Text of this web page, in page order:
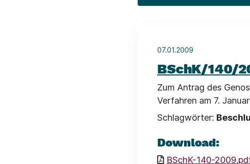
07.01.2009
BSchK/140/
Zum Antrag des
Verfahren am 7.
Schlagwörter:
Download:
BSchK-140-